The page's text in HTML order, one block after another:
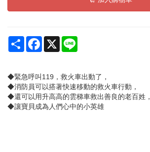
Share Facebook
X
◆緊急呼叫119，救火車出動了，
◆消防員可以搭著快速移動的救火車行動，
◆還可以用升高高的雲梯車救出善良的老百姓，
◆讓寶貝成為人們心中的小英雄